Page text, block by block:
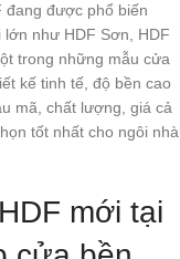
đang được phổ biến
như HDF Sơn, HDF
trong những mẫu cửa
kế tinh tế, độ bền cao
mã, chất lượng, giá cả
tốt nhất cho ngôi nhà
mới tại